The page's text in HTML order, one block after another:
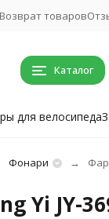
Возврат товаров
Каталог
для велосипеда
Фонари
Yi JY-